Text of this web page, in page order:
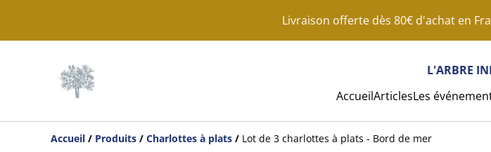
Livraison offerte dès 80€ d'achat en
L'ARBRE
AccueilArticlesLes
Accueil / Produits / Charlottes à plats / Lot de 3 charlottes à plats - Bord de mer